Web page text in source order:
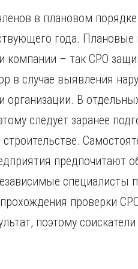
в плановом
года.
компании – так СРО
в случае выявления
организации. В
следует заранее
предпочитают
специалисты
проверки
поэтому